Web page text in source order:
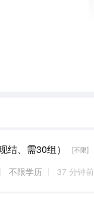
结、需30组） [不限]
不限学历 37 分钟前